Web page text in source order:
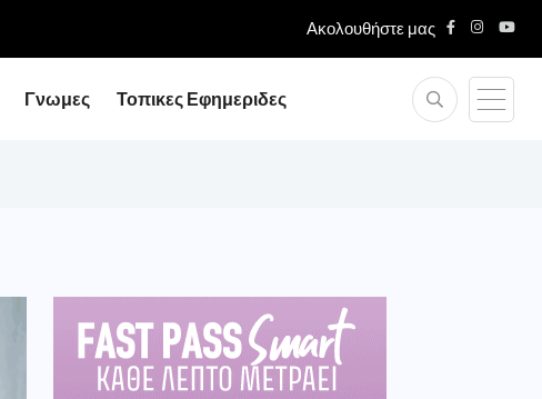
Ακολουθήστε μας
Γνωμες Τοπικες Εφημεριδες